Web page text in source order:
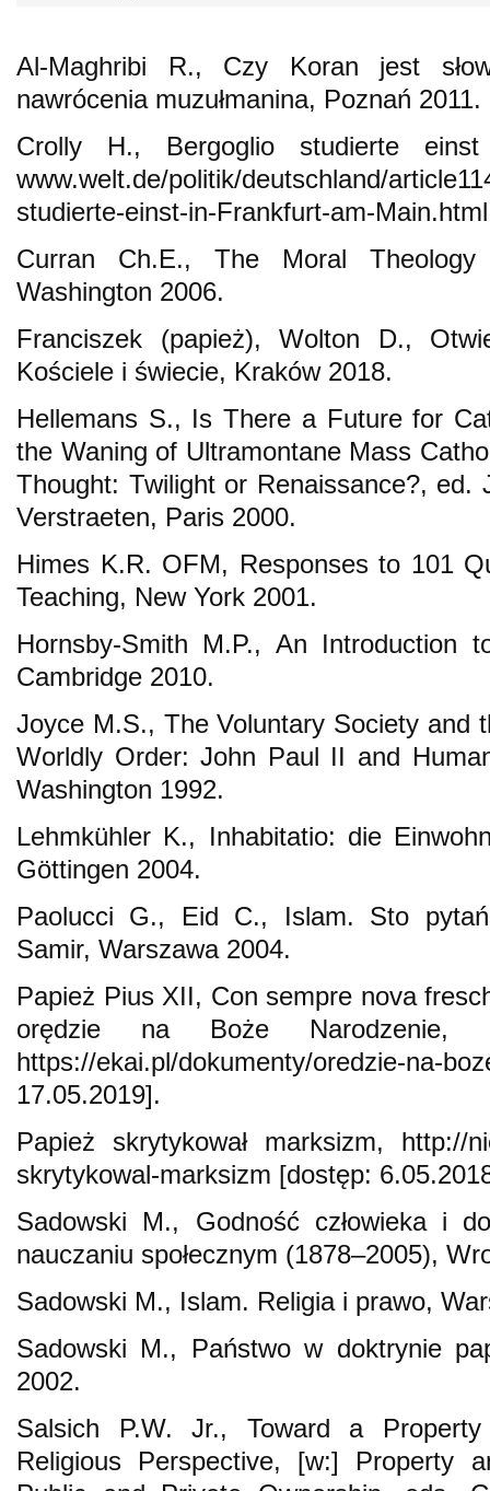
Al-Maghribi R., Czy Koran jest
nawrócenia muzułmanina, Poznań 2011.
Crolly H., Bergoglio studierte
www.welt.de/politik/deutschland/
studierte-einst-in-Frankfurt-am-
Curran Ch.E., The Moral
Washington 2006.
Franciszek (papież), Wolton D.,
Kościele i świecie, Kraków 2018.
Hellemans S., Is There a Future for
the Waning of Ultramontane Mass
Thought: Twilight or Renaissance?, ed.
Verstraeten, Paris 2000.
Himes K.R. OFM, Responses to 101
Teaching, New York 2001.
Hornsby-Smith M.P., An Introduction
Cambridge 2010.
Joyce M.S., The Voluntary Society and
Worldly Order: John Paul II and
Washington 1992.
Lehmkühler K., Inhabitatio: die
Göttingen 2004.
Paolucci G., Eid C., Islam. Sto
Samir, Warszawa 2004.
Papież Pius XII, Con sempre nova
orędzie na Boże
https://ekai.pl/dokumenty/oredzie-na-
17.05.2019].
Papież skrytykował marksizm, http://
skrytykowal-marksizm [dostęp:
Sadowski M., Godność człowieka i
nauczaniu społecznym (1878–2005),
Sadowski M., Islam. Religia i prawo,
Sadowski M., Państwo w doktrynie
2002.
Salsich P.W. Jr., Toward a
Religious Perspective, [w:] Property